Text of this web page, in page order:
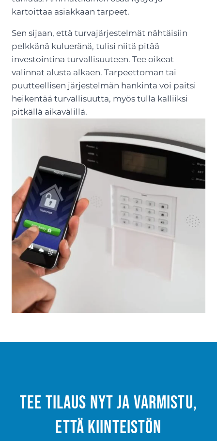
kartoittaa asiakkaan tarpeet.
Sen sijaan, että turvajärjestelmät nähtäisiin
pelkkänä kulueränä, tulisi niitä pitää
investointina turvallisuuteen. Tee oikeat
valinnat alusta alkaen. Tarpeettoman tai
puutteellisen järjestelmän hankinta voi paitsi
heikentää turvallisuutta, myös tulla kalliiksi
pitkällä aikavälillä.
Tee tilaus nyt ja varmistu,
että kiinteistön